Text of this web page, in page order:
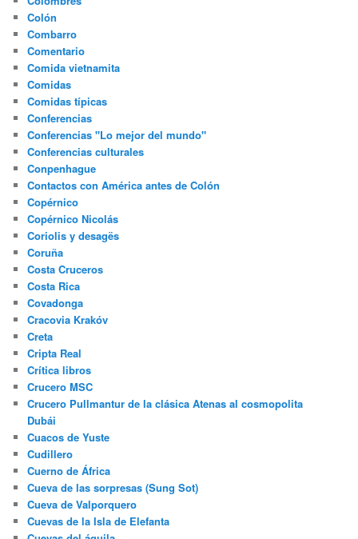
Colón
Combarro
Comentario
Comida vietnamita
Comidas
Comidas típicas
Conferencias
Conferencias "Lo mejor del mundo"
Conferencias culturales
Conpenhague
Contactos con América antes de Colón
Copérnico
Copérnico Nicolás
Coriolis y desagës
Coruña
Costa Cruceros
Costa Rica
Covadonga
Cracovia Krakóv
Creta
Cripta Real
Crítica libros
Crucero MSC
Crucero Pullmantur de la clásica Atenas al cosmopolita
Dubái
Cuacos de Yuste
Cudillero
Cuerno de África
Cueva de las sorpresas (Sung Sot)
Cueva de Valporquero
Cuevas de la Isla de Elefanta